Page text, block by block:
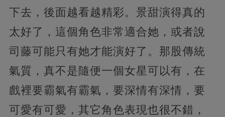
下去，後面越看越精彩。景甜演得真的
太好了，這個角色非常適合她，或者說
司藤可能只有她才能演好了。那股傳統
氣質，真不是隨便一個女星可以有，在
戲裡要霸氣有霸氣，要深情有深情，要
可愛有可愛，其它角色表現也很不錯，